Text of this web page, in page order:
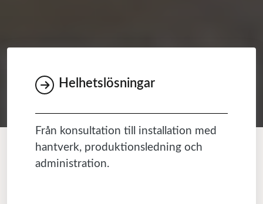
Helhetslösningar
Från konsultation till installation med
hantverk, produktionsledning och
administration.